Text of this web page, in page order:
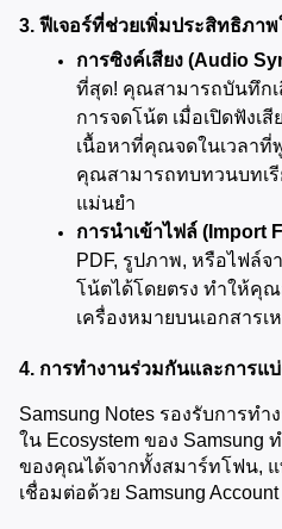
3. ฟีเจอร์ที่ช่วยเพิ่มประสิทธิภา
การซิงค์เสียง (Audio
ที่สุด! คุณสามารถบันทึกเ
การจดโน้ต เมื่อเปิดฟังเ
เนื้อหาที่คุณจดในเวลา
คุณสามารถทบทวนบทเ
แม่นยำ
การนำเข้าไฟล์ (Import
PDF, รูปภาพ, หรือไฟล์จ
โน้ตได้โดยตรง ทำให้คุ
เครื่องหมายบนเอกสาร
4. การทำงานร่วมกันและการแ
Samsung Notes รองรับการท
ใน Ecosystem ของ
ของคุณได้จากทั้งสมาร์ทโฟน, แ
เชื่อมต่อด้วย Samsung